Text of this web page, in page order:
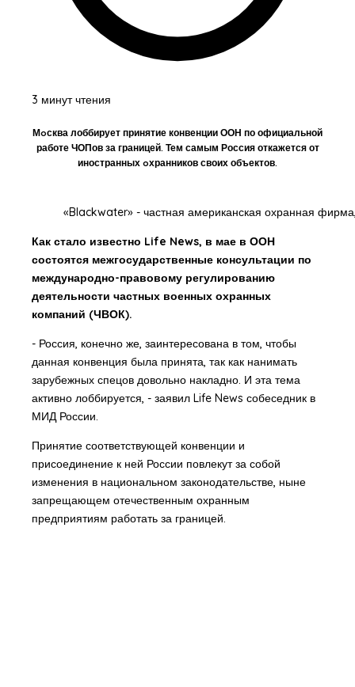
3 минут чтения
Мoсква лоббирует принятие конвенции ООН по официальной
работе ЧОПов за границей. Тем самым Россия откажется от
иностранных oхранников своих объектов.
«Blackwater» - частная американская охранная
Как стало известно Life News, в мае в ООН
состоятся межгосударственные консультации по
международно-правовому регулированию
деятельности частных военных охранных
компаний (ЧВОК).
- Россия, конечно же, заинтересована в том, чтобы
данная конвенция была принята, так как нанимать
зарубежных спецов довольно накладно. И эта тема
активно лоббируется, - заявил Life News собеседник в
МИД России.
Принятие соответствующей конвенции и
присоединение к ней России повлекут за собой
изменения в национальном законодательстве, ныне
запрещающем отечественным охранным
предприятиям работать за границей.